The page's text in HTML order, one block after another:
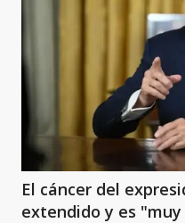
El cáncer del
extendido y es